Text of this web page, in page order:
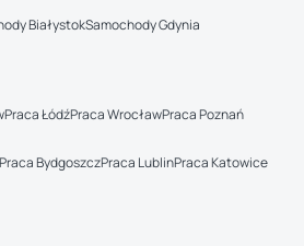
BiałystokSamochody Gdynia
Praca ŁódźPraca WrocławPraca Poznań
Praca BydgoszczPraca LublinPraca Katowice